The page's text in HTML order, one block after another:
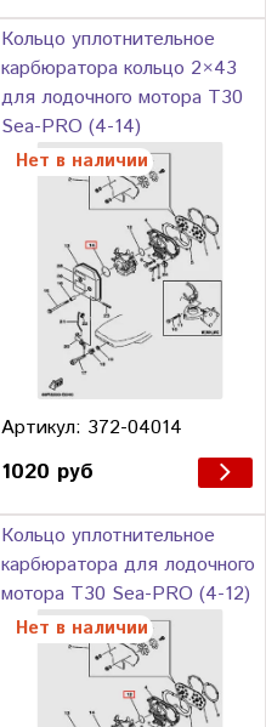
Кольцо уплотнительное
карбюратора кольцо 2×43
для лодочного мотора Т30
Sea-PRO (4-14)
Нет в наличии
Артикул: 372-04014
1020 руб
Кольцо уплотнительное
карбюратора для лодочного
мотора Т30 Sea-PRO (4-12)
Нет в наличии